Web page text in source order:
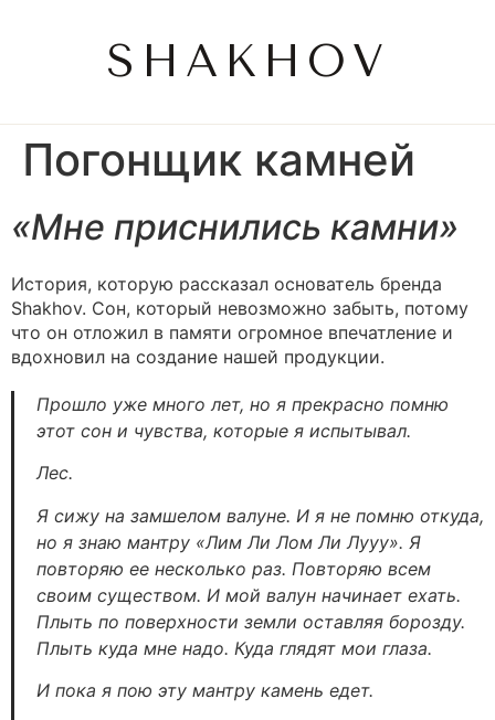
SHAKHOV
Погонщик камней
«Мне приснились камни»
История, которую рассказал основатель бренда
Shakhov. Сон, который невозможно забыть, потому
что он отложил в памяти огромное впечатление и
вдохновил на создание нашей продукции.
Прошло уже много лет, но я прекрасно помню
этот сон и чувства, которые я испытывал.
Лес.
Я сижу на замшелом валуне. И я не помню откуда,
но я знаю мантру «Лим Ли Лом Ли Лууу». Я
повторяю ее несколько раз. Повторяю всем
своим существом. И мой валун начинает ехать.
Плыть по поверхности земли оставляя борозду.
Плыть куда мне надо. Куда глядят мои глаза.
И пока я пою эту мантру камень едет.